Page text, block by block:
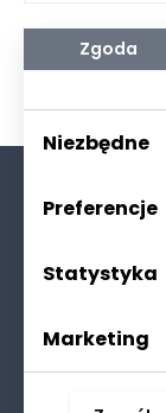
Polityka
Zgoda
Niezbędne
Preferencje
Statystyka
Marketing